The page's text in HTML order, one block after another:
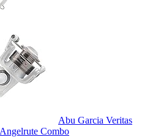
Abu Garcia Veritas
Combo